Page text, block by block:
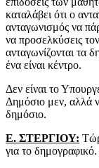
καταλάβει ότι ο
ανταγωνισμός να
να προσελκύσεις
ανταγωνίζονται τα
ένα είναι κέντρο.
Δεν είναι το
Δημόσιο μεν, αλλά
δημόσιο.
Ε. ΣΤΕΡΓΙΟΥ:
για το δημογραφικό.